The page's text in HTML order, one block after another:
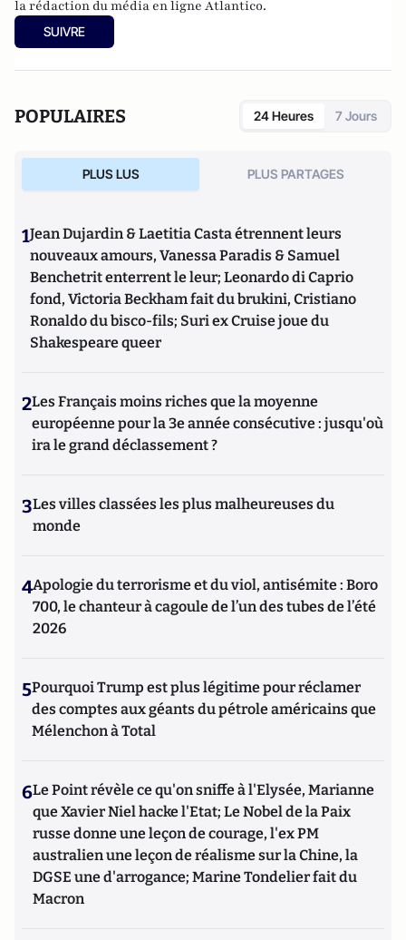
la rédaction du média en ligne Atlantico.
SUIVRE
POPULAIRES 24 Heures 7 Jours
PLUS LUS PLUS PARTAGES
1Jean Dujardin & Laetitia Casta étrennent leurs
nouveaux amours, Vanessa Paradis & Samuel
Benchetrit enterrent le leur; Leonardo di Caprio
fond, Victoria Beckham fait du brukini, Cristiano
Ronaldo du bisco-fils; Suri ex Cruise joue du
Shakespeare queer
2Les Français moins riches que la moyenne
européenne pour la 3e année consécutive : jusqu'où
ira le grand déclassement ?
3Les villes classées les plus malheureuses du
monde
4Apologie du terrorisme et du viol, antisémite : Boro
700, le chanteur à cagoule de l’un des tubes de l’été
2026
5Pourquoi Trump est plus légitime pour réclamer
des comptes aux géants du pétrole américains que
Mélenchon à Total
6Le Point révèle ce qu'on sniffe à l'Elysée, Marianne
que Xavier Niel hacke l'Etat; Le Nobel de la Paix
russe donne une leçon de courage, l'ex PM
australien une leçon de réalisme sur la Chine, la
DGSE une d'arrogance; Marine Tondelier fait du
Macron